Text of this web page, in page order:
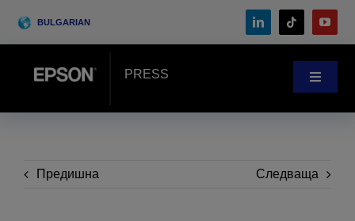
BULGARIAN
PRESS
Toggle
Истории на клиенти
Предишна Следваща